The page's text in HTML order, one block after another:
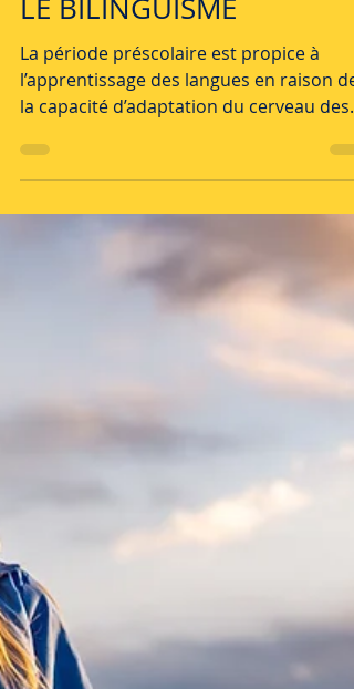
20 août 2022
2 min de lecture
LE BILINGUISME
La période préscolaire est propice à
la capacité d’adaptation du cerveau des
tout-petits.